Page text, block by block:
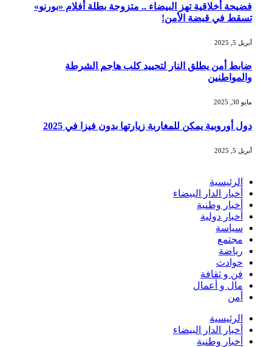
فضيحة أخلاقية تهز البيضاء .. متزوجة بطلة أفلام «بورنو»
تسقط في قبضة الأمن!
أبريل 5, 2025
ضابط أمن يطلق النار لتحييد كلب هاجم الشرطة
والمواطنين
مايو 30, 2025
دول أوروبية يمكن للمغاربة زيارتها بدون فيزا في 2025
أبريل 5, 2025
الرئيسية
أخبار الدار البيضاء
أخبار وطنية
أخبار دولية
سياسة
مجتمع
رياضة
حوادث
فن و ثقافة
مال و أعمال
أمن
الرئيسية
أخبار الدار البيضاء
أخبار وطنية